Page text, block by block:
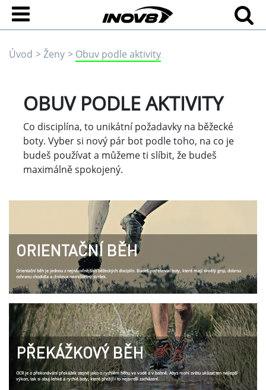
Úvod Ženy Obuv podle aktivity
OBUV PODLE AKTIVITY
Co disciplína, to unikátní požadavky na běžecké
boty. Vyber si nový pár bot podle toho, na co je
budeš používat a můžeme ti slíbit, že budeš
maximálně spokojený.
ORIENTAČNÍ BĚH
Orientační běh je jednou z nejnáročnějších běžeckých disciplín. Budeš potřebovat boty, které mají skvělý grip, dobrou
ochranu chodidla a doslova nezničitelný svršek.
PŘEKÁŽKOVÝ BĚH
OCR je o překonávání překážek stejně jako o rychlém běhu ve vodě a v bahně. Abys mohl světu ukázat ten nejlepší
výkon, tak si obuj lehké a rychlé boty, které přežijí i to nejtvrdší zacházení.